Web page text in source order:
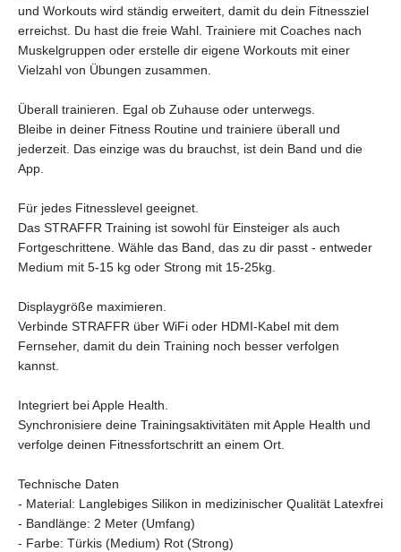
und Workouts wird ständig erweitert, damit du dein Fitnessziel
erreichst. Du hast die freie Wahl. Trainiere mit Coaches nach
Muskelgruppen oder erstelle dir eigene Workouts mit einer
Vielzahl von Übungen zusammen.
Überall trainieren. Egal ob Zuhause oder unterwegs.
Bleibe in deiner Fitness Routine und trainiere überall und
jederzeit. Das einzige was du brauchst, ist dein Band und die
App.
Für jedes Fitnesslevel geeignet.
Das STRAFFR Training ist sowohl für Einsteiger als auch
Fortgeschrittene. Wähle das Band, das zu dir passt - entweder
Medium mit 5-15 kg oder Strong mit 15-25kg.
Displaygröße maximieren.
Verbinde STRAFFR über WiFi oder HDMI-Kabel mit dem
Fernseher, damit du dein Training noch besser verfolgen
kannst.
Integriert bei Apple Health.
Synchronisiere deine Trainingsaktivitäten mit Apple Health und
verfolge deinen Fitnessfortschritt an einem Ort.
Technische Daten
- Material: Langlebiges Silikon in medizinischer Qualität Latexfrei
- Bandlänge: 2 Meter (Umfang)
- Farbe: Türkis (Medium) Rot (Strong)